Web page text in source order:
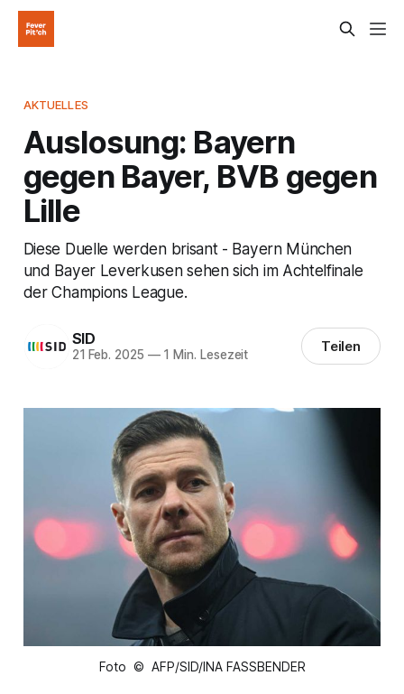
AKTUELLES
Auslosung: Bayern
gegen Bayer, BVB gegen
Lille
Diese Duelle werden brisant - Bayern München
und Bayer Leverkusen sehen sich im Achtelfinale
der Champions League.
SID
21 Feb. 2025 —1 Min. Lesezeit Teilen
Foto © AFP/SID/INA FASSBENDER